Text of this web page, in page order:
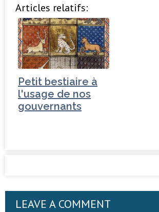
Articles relatifs:
Petit bestiaire à
l'usage de nos
gouvernants
LEAVE A COMMENT